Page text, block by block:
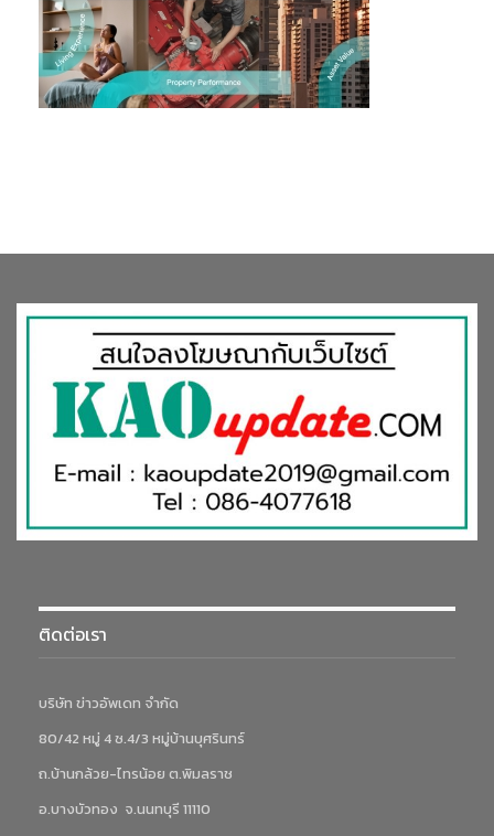
ติดต่อเรา
บริษัท ข่าวอัพเดท จำกัด
80/42 หมู่ 4 ซ.4/3 หมู่บ้านบุศรินทร์
ถ.บ้านกล้วย-ไทรน้อย ต.พิมลราช
อ.บางบัวทอง จ.นนทบุรี 11110